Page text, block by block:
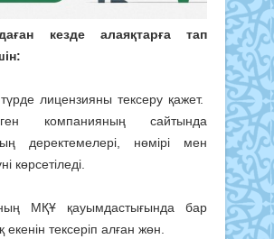
кезде алаяқтарға тап
түрде лицензияны тексеру қажет.
компанияның сайтында
деректемелері, нөмірі мен
көрсетіледі.
МҚҰ қауымдастығында бар
тексеріп алған жөн.